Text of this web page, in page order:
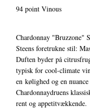
94 point Vinous
Chardonnay "Bruzzone"
Steens foretrukne stil:
Duften byder på
typisk for cool-climate
en kølighed og en
Chardonnaydruens
rent og appetitvækkende.